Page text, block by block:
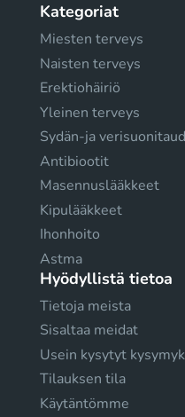
Kategoriat
Miesten terveys
Naisten terveys
Erektiohäiriö
Yleinen terveys
Sydän-ja
Antibiootit
Masennuslääkkeet
Kipulääkkeet
Ihonhoito
Astma
Hyödyllistä tietoa
Tietoja meista
Sisaltaa meidat
Usein kysytyt
Tilauksen tila
Käytäntömme